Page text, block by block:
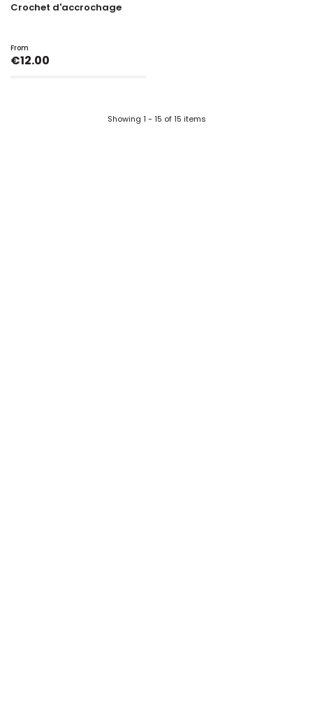
Crochet d'accrochage
From
Price
€12.00
Showing 1 - 15 of 15 items